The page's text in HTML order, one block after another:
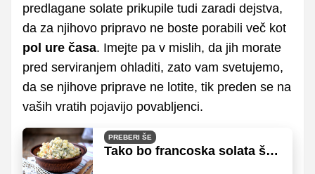
predlagane solate prikupile tudi zaradi dejstva,
da za njihovo pripravo ne boste porabili več kot
pol ure časa. Imejte pa v mislih, da jih morate
pred serviranjem ohladiti, zato vam svetujemo,
da se njihove priprave ne lotite, tik preden se na
vaših vratih pojavijo povabljenci.
PREBERI ŠE
Tako bo francoska solata še